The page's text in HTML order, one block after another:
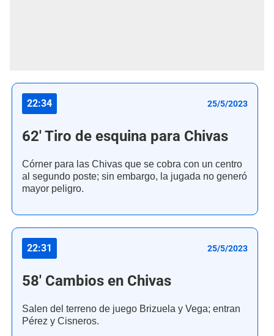
22:34 25/5/2023
62' Tiro de esquina para Chivas
Córner para las Chivas que se cobra con un centro
al segundo poste; sin embargo, la jugada no generó
mayor peligro.
22:31 25/5/2023
58' Cambios en Chivas
Salen del terreno de juego Brizuela y Vega; entran
Pérez y Cisneros.